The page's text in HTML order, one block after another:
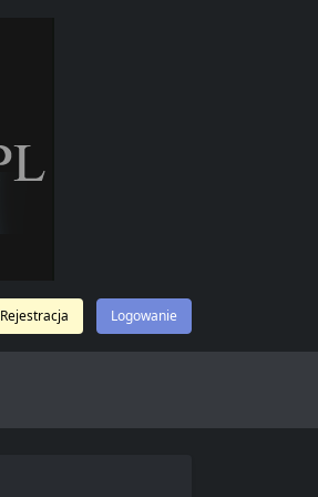
Rejestracja Logowanie